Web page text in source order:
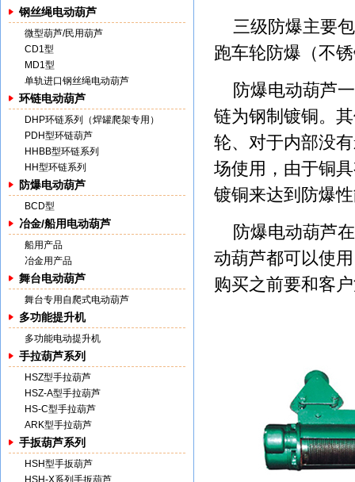
钢丝绳电动葫芦
微型葫芦/民用葫芦
CD1型
MD1型
单轨进口钢丝绳电动葫芦
环链电动葫芦
DHP环链系列（焊罐爬架专用）
PDH型环链葫芦
HHBB型环链系列
HH型环链系列
防爆电动葫芦
BCD型
冶金/船用电动葫芦
船用产品
冶金用产品
舞台电动葫芦
舞台专用自爬式电动葫芦
多功能提升机
多功能电动提升机
手拉葫芦系列
HSZ型手拉葫芦
HSZ-A型手拉葫芦
HS-C型手拉葫芦
ARK型手拉葫芦
手扳葫芦系列
HSH型手扳葫芦
HSH-X系列手扳葫芦
三级防爆主要
跑车轮防爆（不
防爆电动葫芦
链为钢制镀铜。
轮、对于内部没
场使用，由于铜
镀铜来达到防爆
防爆电动葫芦
动葫芦都可以使
购买之前要和客